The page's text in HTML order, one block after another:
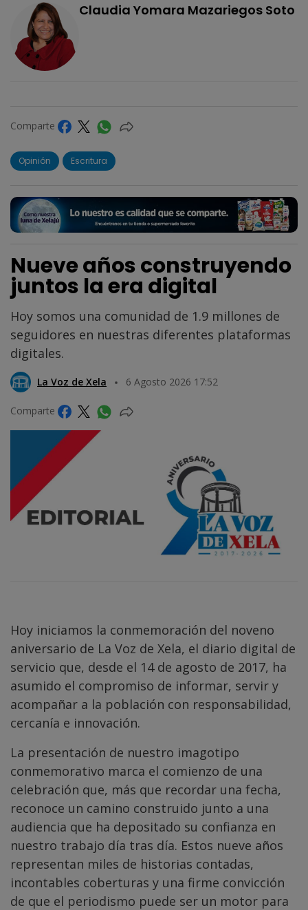
Claudia Yomara Mazariegos Soto
Comparte
Opinión Escritura
Nueve años construyendo
juntos la era digital
Hoy somos una comunidad de 1.9 millones de
seguidores en nuestras diferentes plataformas
digitales.
La Voz de Xela 6 Agosto 2026 17:52
Comparte
Hoy iniciamos la conmemoración del noveno
aniversario de La Voz de Xela, el diario digital de
servicio que, desde el 14 de agosto de 2017, ha
asumido el compromiso de informar, servir y
acompañar a la población con responsabilidad,
cercanía e innovación.
La presentación de nuestro imagotipo
conmemorativo marca el comienzo de una
celebración que, más que recordar una fecha,
reconoce un camino construido junto a una
audiencia que ha depositado su confianza en
nuestro trabajo día tras día. Estos nueve años
representan miles de historias contadas,
incontables coberturas y una firme convicción
de que el periodismo puede ser un motor para